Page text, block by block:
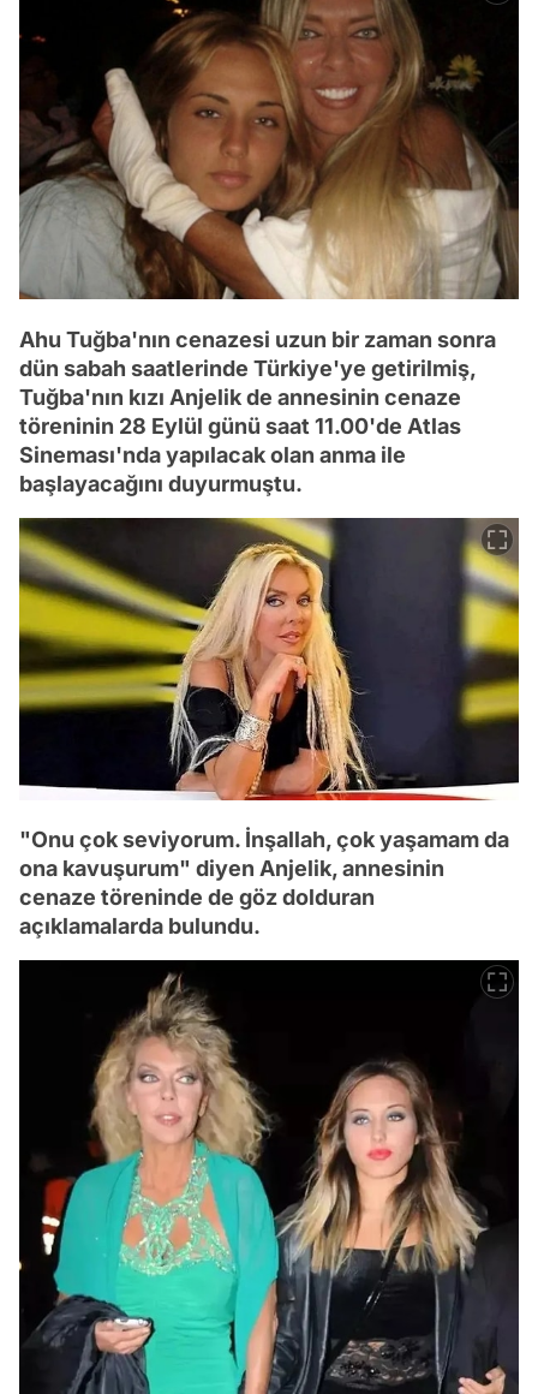
Ahu Tuğba'nın cenazesi uzun bir zaman sonra
dün sabah saatlerinde Türkiye'ye getirilmiş,
Tuğba'nın kızı Anjelik de annesinin cenaze
töreninin 28 Eylül günü saat 11.00'de Atlas
Sineması'nda yapılacak olan anma ile
başlayacağını duyurmuştu.
"Onu çok seviyorum. İnşallah, çok yaşamam da
ona kavuşurum" diyen Anjelik, annesinin
cenaze töreninde de göz dolduran
açıklamalarda bulundu.